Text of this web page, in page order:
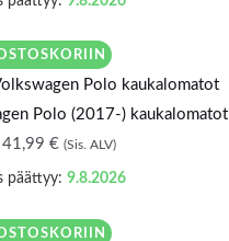
Polo (2017-) kaukalomatot
41,99 € (Sis. ALV)
päättyy: 9.8.2026